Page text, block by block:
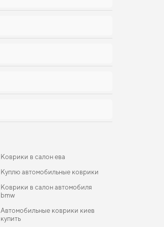
Коврики в салон ева
Куплю автомобильные коврики
Коврики в салон автомобиля
bmw
Автомобильные коврики киев
купить